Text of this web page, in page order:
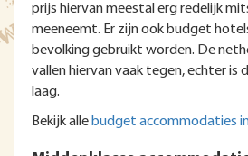
prijs hiervan meestal erg redelijk
meeneemt. Er zijn ook budget
bevolking gebruikt worden. De
vallen hiervan vaak tegen, echter is
laag.
Bekijk alle budget accommodaties